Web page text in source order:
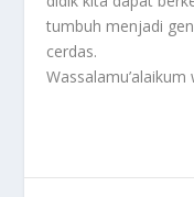
tumbuh menjadi
cerdas.
Wassalamu’alaikum